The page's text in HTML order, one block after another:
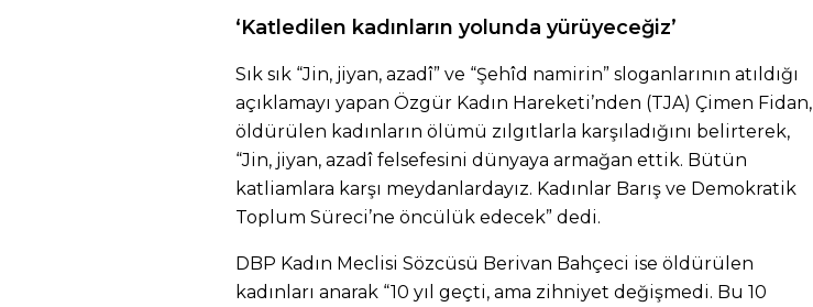
‘Katledilen kadınların yolunda yürüyeceğiz’
Sık sık “Jin, jiyan, azadî” ve “Şehîd namirin” sloganlarının atıldığı
açıklamayı yapan Özgür Kadın Hareketi’nden (TJA) Çimen Fidan,
öldürülen kadınların ölümü zılgıtlarla karşıladığını belirterek,
“Jin, jiyan, azadî felsefesini dünyaya armağan ettik. Bütün
katliamlara karşı meydanlardayız. Kadınlar Barış ve Demokratik
Toplum Süreci’ne öncülük edecek” dedi.
DBP Kadın Meclisi Sözcüsü Berivan Bahçeci ise öldürülen
kadınları anarak “10 yıl geçti, ama zihniyet değişmedi. Bu 10